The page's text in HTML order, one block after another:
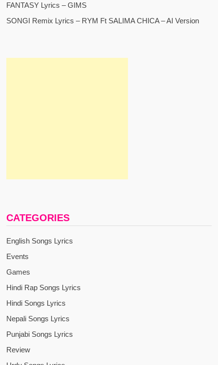
FANTASY Lyrics – GIMS
SONGI Remix Lyrics – RYM Ft SALIMA CHICA – AI Version
CATEGORIES
English Songs Lyrics
Events
Games
Hindi Rap Songs Lyrics
Hindi Songs Lyrics
Nepali Songs Lyrics
Punjabi Songs Lyrics
Review